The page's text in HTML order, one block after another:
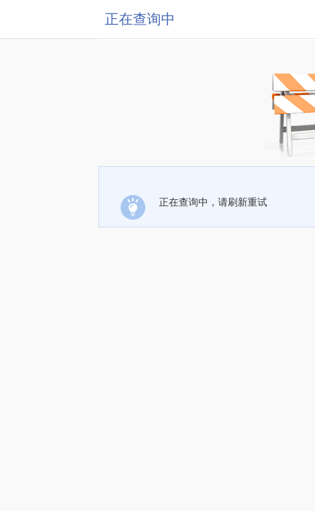
正在查询中
正在查询中，请刷新重试